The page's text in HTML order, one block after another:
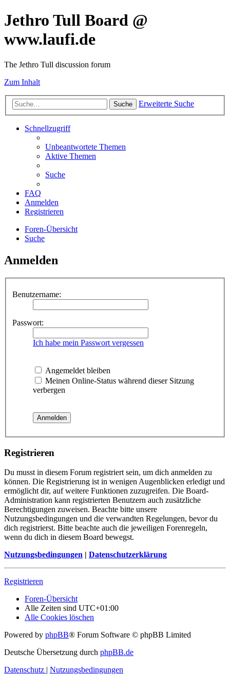
Jethro Tull Board @
www.laufi.de
The Jethro Tull discussion forum
Zum Inhalt
Suche Erweiterte Suche
Schnellzugriff
Unbeantwortete Themen
Aktive Themen
Suche
FAQ
Anmelden
Registrieren
Foren-Übersicht
Suche
Anmelden
Benutzername:
Passwort:
Ich habe mein Passwort vergessen
Angemeldet bleiben
Meinen Online-Status während dieser Sitzung
verbergen
Registrieren
Du musst in diesem Forum registriert sein, um dich anmelden zu
können. Die Registrierung ist in wenigen Augenblicken erledigt und
ermöglicht dir, auf weitere Funktionen zuzugreifen. Die Board-
Administration kann registrierten Benutzern auch zusätzliche
Berechtigungen zuweisen. Beachte bitte unsere
Nutzungsbedingungen und die verwandten Regelungen, bevor du
dich registrierst. Bitte beachte auch die jeweiligen Forenregeln,
wenn du dich in diesem Board bewegst.
Nutzungsbedingungen | Datenschutzerklärung
Registrieren
Foren-Übersicht
Alle Zeiten sind UTC+01:00
Alle Cookies löschen
Powered by phpBB® Forum Software © phpBB Limited
Deutsche Übersetzung durch phpBB.de
Datenschutz | Nutzungsbedingungen